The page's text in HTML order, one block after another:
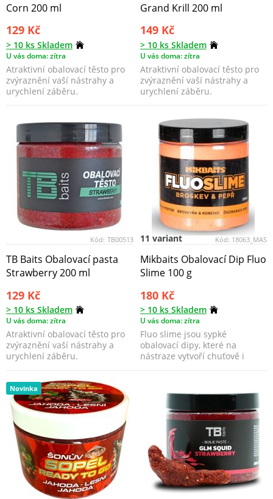
Corn 200 ml
129 Kč
> 10 ks Skladem
U vás doma: zítra
Atraktivní obalovací těsto pro
zvýraznění vaší nástrahy a
urychlení záběru.
Grand Krill 200 ml
149 Kč
> 10 ks Skladem
U vás doma: zítra
Atraktivní obalovací těsto pro
zvýraznění vaší nástrahy a
urychlení záběru.
Kód: TB00513
TB Baits Obalovací pasta
Strawberry 200 ml
129 Kč
> 10 ks Skladem
U vás doma: zítra
Atraktivní obalovací těsto pro
zvýraznění vaší nástrahy a
urychlení záběru.
Kód: 18063_MAS
11 variant
Mikbaits Obalovací Dip Fluo
Slime 100 g
180 Kč
> 10 ks Skladem
U vás doma: zítra
Fluo slime jsou sypké
obalovací dipy, které na
nástraze vytvoří chuťově i
Novinka